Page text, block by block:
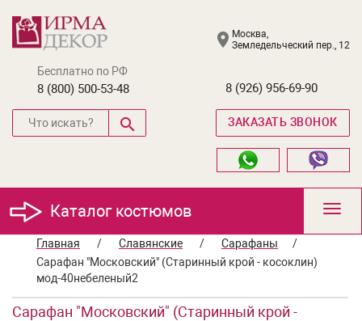
Москва,
Земледельческий пер., 12
Бесплатно по РФ
8 (800) 500-53-48 8 (926) 956-69-90
ЗАКАЗАТЬ ЗВОНОК
Каталог костюмов
Главная
/ Славянские / Сарафаны
/
Сарафан "Московский" (Старинный крой - косоклин)
мод-40небеленый2
Сарафан "Московский" (Старинный крой -